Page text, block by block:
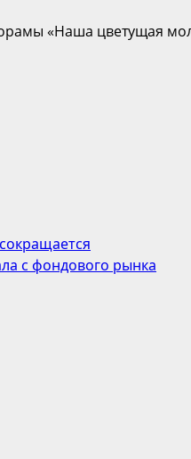
«Наша цветущая
с фондового рынка